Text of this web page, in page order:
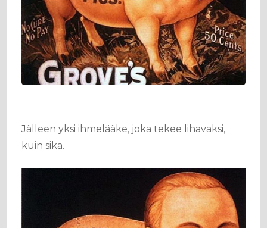
Jälleen yksi ihmelääke, joka tekee lihavaksi,
kuin sika.